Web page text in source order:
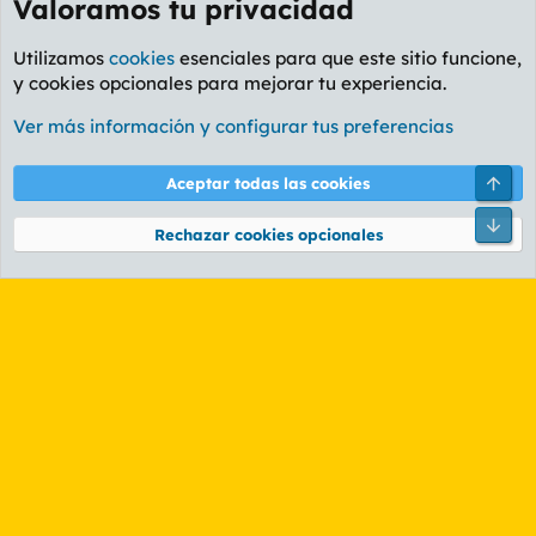
Foro General
Cookies
PL OLDSTYLE AMARILLO
Términos y reglas Política de privacidad Ayuda
Community platform by XenForo® © 2010-2026 XenForo Ltd.
Valoramos tu privacidad
Utilizamos cookies esenciales para que este sitio funcione,
y cookies opcionales para mejorar tu experiencia.
Ver más información y configurar tus preferencias
Aceptar todas las cookies
Rechazar cookies opcionales
Pie